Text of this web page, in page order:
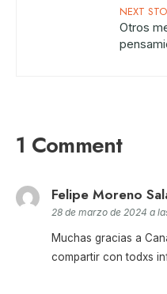
NEXT
Otros
1 Comment
Felipe Moreno
28 de marzo de 2024 a
Muchas gracias a
compartir con todxs